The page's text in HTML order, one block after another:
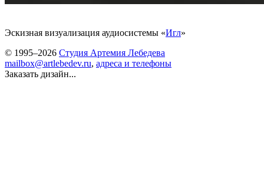
Эскизная визуализация аудиосистемы «Игл»
© 1995–2026 Студия Артемия Лебедева
mailbox@artlebedev.ru, адреса и телефоны
Заказать дизайн...